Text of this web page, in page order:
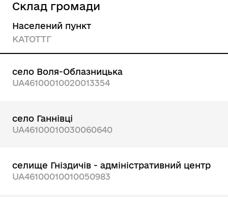
Склад громади
Населений пункт
КАТОТТГ
село Воля-Облазницька
UA46100010020013354
село Ганнівці
UA46100010030060640
селище Гніздичів - адміністративний центр
UA46100010010050983